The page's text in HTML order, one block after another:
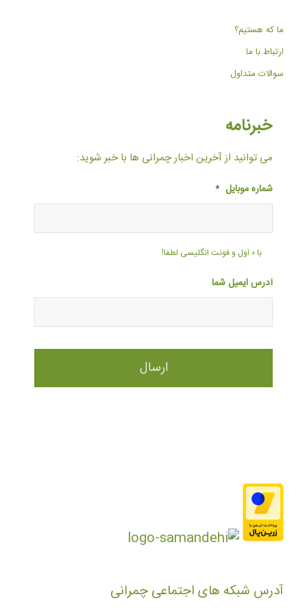
ما که هستیم؟
ارتباط با ما
سوالات متداول
خبرنامه
می توانید از آخرین اخبار چمرانی ها با خبر شوید:
شماره موبایل *
با ۰ اول و فونت انگلیسی لطفا!
آدرس ایمیل شما
آدرس شبکه های اجتماعی چمرانی